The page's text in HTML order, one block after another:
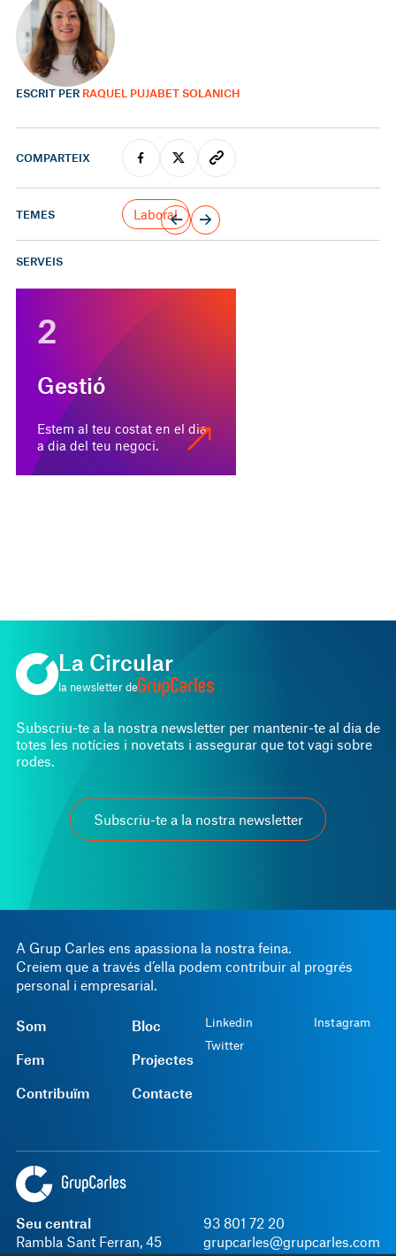
ESCRIT PER RAQUEL PUJABET SOLANICH
COMPARTEIX
TEMES Laboral
SERVEIS
2
Gestió
Estem al teu costat en el dia
a dia del teu negoci.
A Grup Carles ens apassiona la nostra feina.
Creiem que a través d’ella podem contribuir al progrés
personal i empresarial.
Som
Fem
Contribuïm
Bloc
Projectes
Contacte
Linkedin
Twitter
Instagram
Seu central
Rambla Sant Ferran, 45
93 801 72 20
grupcarles@grupcarles.com
La Circular
la newsletter de
Subscriu-te a la nostra newsletter per mantenir-te al dia de
totes les notícies i novetats i assegurar que tot vagi sobre
rodes.
Subscriu-te a la nostra newsletter